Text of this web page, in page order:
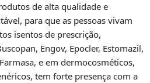
de alta qualidade e
para que as pessoas vivam
isentos de prescrição,
Engov, Epocler, Estomazil,
e em dermocosméticos,
tem forte presença com a